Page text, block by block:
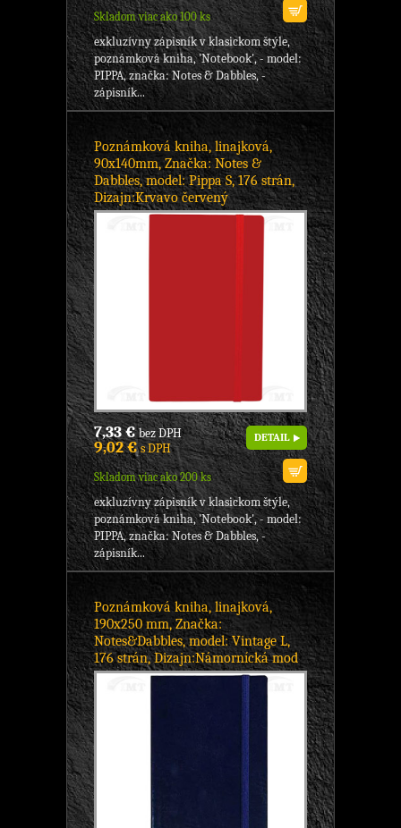
Skladom viac ako 100 ks
exkluzívny zápisník v klasickom štýle,
poznámková kniha, 'Notebook', - model:
PIPPA, značka: Notes & Dabbles, -
zápisník...
Poznámková kniha, linajková,
90x140mm, Značka: Notes &
Dabbles, model: Pippa S, 176 strán,
Dizajn:Krvavo červený
7,33 €bez DPH
9,02 €s DPH
Skladom viac ako 200 ks
DETAIL
exkluzívny zápisník v klasickom štýle,
poznámková kniha, 'Notebook', - model:
PIPPA, značka: Notes & Dabbles, -
zápisník...
Poznámková kniha, linajková,
190x250 mm, Značka:
Notes&Dabbles, model: Vintage L,
176 strán, Dizajn:Námornícká mod